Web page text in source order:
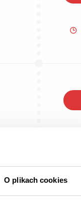
O plikach cookies